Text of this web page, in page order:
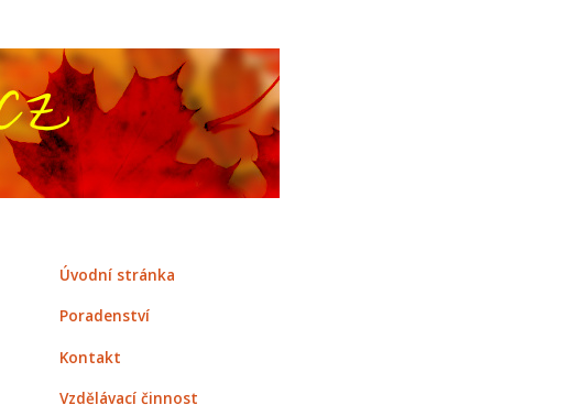
Úvodní stránka
Poradenství
Kontakt
Vzdělávací činnost